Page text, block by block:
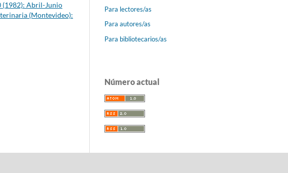
(1982): Abril-Junio
(Montevideo):
Para lectores/as
Para autores/as
Para bibliotecarios/as
Número actual